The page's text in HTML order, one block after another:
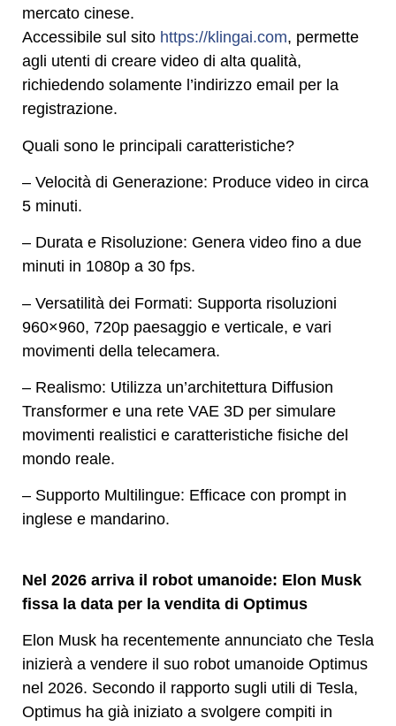
mercato cinese.
Accessibile sul sito https://klingai.com, permette
agli utenti di creare video di alta qualità,
richiedendo solamente l’indirizzo email per la
registrazione.
Quali sono le principali caratteristiche?
– Velocità di Generazione: Produce video in circa
5 minuti.
– Durata e Risoluzione: Genera video fino a due
minuti in 1080p a 30 fps.
– Versatilità dei Formati: Supporta risoluzioni
960×960, 720p paesaggio e verticale, e vari
movimenti della telecamera.
– Realismo: Utilizza un’architettura Diffusion
Transformer e una rete VAE 3D per simulare
movimenti realistici e caratteristiche fisiche del
mondo reale.
– Supporto Multilingue: Efficace con prompt in
inglese e mandarino.
Nel 2026 arriva il robot umanoide: Elon Musk
fissa la data per la vendita di Optimus
Elon Musk ha recentemente annunciato che Tesla
inizierà a vendere il suo robot umanoide Optimus
nel 2026. Secondo il rapporto sugli utili di Tesla,
Optimus ha già iniziato a svolgere compiti in